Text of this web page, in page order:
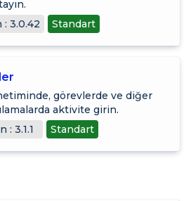
: 3.0.42
Standart
görevlerde ve diğer
aktivite girin.
: 3.1.1
Standart